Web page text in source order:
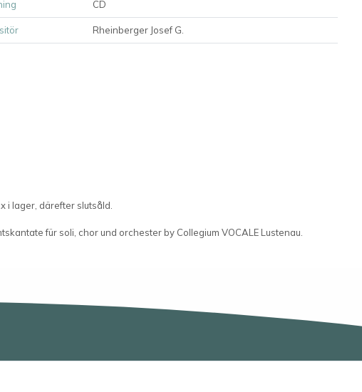
CD
Rheinberger Josef G.
i lager, därefter slutsåld.
für soli, chor und orchester by Collegium VOCALE Lustenau.